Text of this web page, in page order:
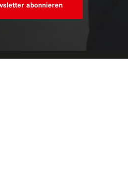
abonnieren